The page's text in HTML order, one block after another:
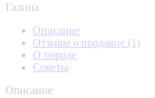
Галина
Описание
Отзывы о продавце (1)
О породе
Советы
Описание